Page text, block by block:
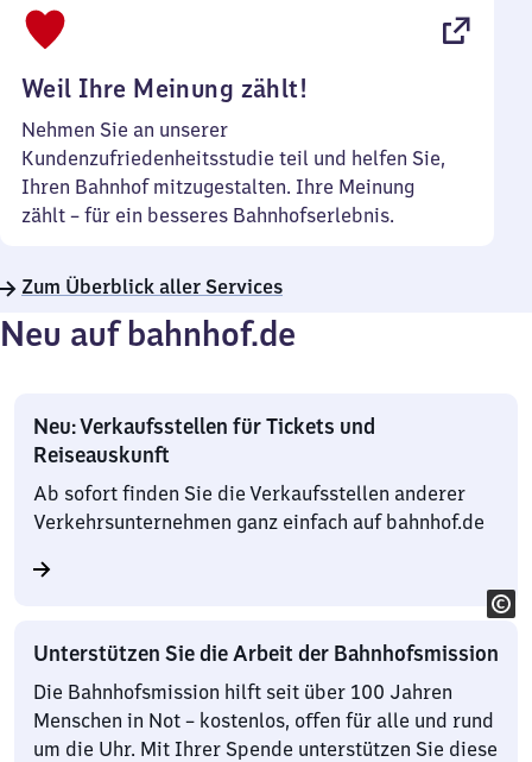
Weil Ihre Meinung zählt!
Nehmen Sie an unserer
Kundenzufriedenheitsstudie teil und helfen Sie,
Ihren Bahnhof mitzugestalten. Ihre Meinung
zählt – für ein besseres Bahnhofserlebnis.
Zum Überblick aller Services
Neu auf bahnhof.de
Neu: Verkaufsstellen für Tickets und
Reiseauskunft
Ab sofort finden Sie die Verkaufsstellen anderer
Verkehrsunternehmen ganz einfach auf bahnhof.de
Unterstützen Sie die Arbeit der Bahnhofsmission
Die Bahnhofsmission hilft seit über 100 Jahren
Menschen in Not – kostenlos, offen für alle und rund
um die Uhr. Mit Ihrer Spende unterstützen Sie diese